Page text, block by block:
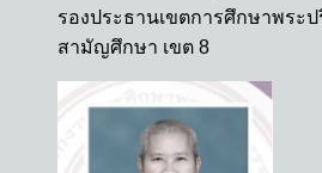
รองประธานเขตการศึกษาพระ
สามัญศึกษา เขต 8